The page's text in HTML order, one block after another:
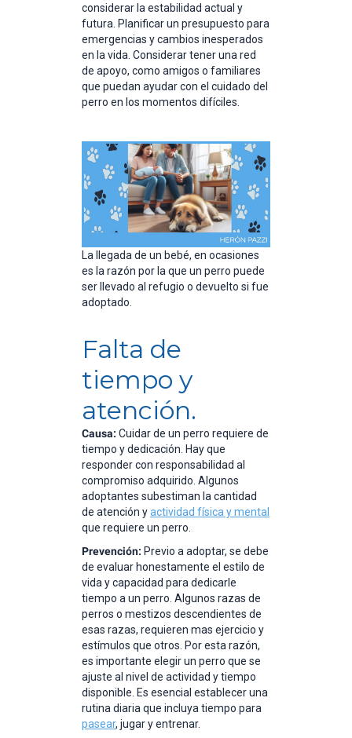
considerar la estabilidad actual y
futura. Planificar un presupuesto para
emergencias y cambios inesperados
en la vida. Considerar tener una red
de apoyo, como amigos o familiares
que puedan ayudar con el cuidado del
perro en los momentos difíciles.
La llegada de un bebé, en ocasiones
es la razón por la que un perro puede
ser llevado al refugio o devuelto si fue
adoptado.
Falta de
tiempo y
atención.
Causa: Cuidar de un perro requiere de
tiempo y dedicación. Hay que
responder con responsabilidad al
compromiso adquirido. Algunos
adoptantes subestiman la cantidad
de atención yactividad física y mental
que requiere un perro.
Prevención: Previo a adoptar, se debe
de evaluar honestamente el estilo de
vida y capacidad para dedicarle
tiempo a un perro. Algunos razas de
perros o mestizos descendientes de
esas razas, requieren mas ejercicio y
estímulos que otros. Por esta razón,
es importante elegir un perro que se
ajuste al nivel de actividad y tiempo
disponible. Es esencial establecer una
rutina diaria que incluya tiempo para
pasear, jugar y entrenar.